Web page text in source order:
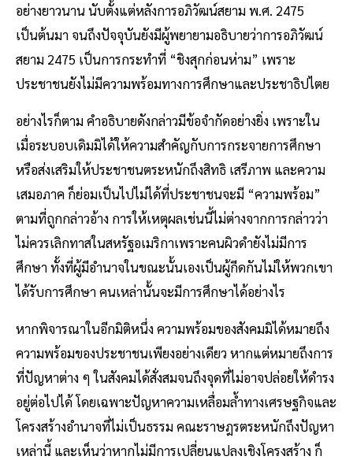
อย่างยาวนาน นับตั้งแต่หลังการอภิวัฒน์สยาม พ.ศ. 2475
เป็นต้นมา จนถึงปัจจุบันยังมีผู้พยายามอธิบายว่าการอภิวัฒน์
สยาม 2475 เป็นการกระทำที่ “ชิงสุกก่อนห่าม” เพราะ
ประชาชนยังไม่มีความพร้อมทางการศึกษาและประชาธิปไตย
อย่างไรก็ตาม คำอธิบายดังกล่าวมีข้อจำกัดอย่างยิ่ง เพราะใน
เมื่อระบอบเดิมมิได้ให้ความสำคัญกับการกระจายการศึกษา
หรือส่งเสริมให้ประชาชนตระหนักถึงสิทธิ เสรีภาพ และความ
เสมอภาค ก็ย่อมเป็นไปไม่ได้ที่ประชาชนจะมี “ความพร้อม”
ตามที่ถูกกล่าวอ้าง การให้เหตุผลเช่นนี้ไม่ต่างจากการกล่าวว่า
ไม่ควรเลิกทาสในสหรัฐอเมริกาเพราะคนผิวดำยังไม่มีการ
ศึกษา ทั้งที่ผู้มีอำนาจในขณะนั้นเองเป็นผู้กีดกันไม่ให้พวกเขา
ได้รับการศึกษา คนเหล่านั้นจะมีการศึกษาได้อย่างไร
หากพิจารณาในอีกมิติหนึ่ง ความพร้อมของสังคมมิได้หมายถึง
ความพร้อมของประชาชนเพียงอย่างเดียว หากแต่หมายถึงการ
ที่ปัญหาต่าง ๆ ในสังคมได้สั่งสมจนถึงจุดที่ไม่อาจปล่อยให้ดำรง
อยู่ต่อไปได้ โดยเฉพาะปัญหาความเหลื่อมล้ำทางเศรษฐกิจและ
โครงสร้างอำนาจที่ไม่เป็นธรรม คณะราษฎรตระหนักถึงปัญหา
เหล่านี้ และเห็นว่าหากไม่มีการเปลี่ยนแปลงเชิงโครงสร้าง ก็